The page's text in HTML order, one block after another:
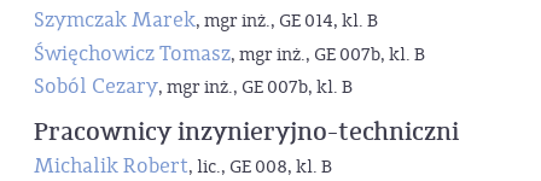
Szymczak Marek, mgr inż., GE 014, kl. B
Święchowicz Tomasz, mgr inż., GE 007b, kl. B
Soból Cezary, mgr inż., GE 007b, kl. B
Pracownicy inzynieryjno-techniczni
Michalik Robert, lic., GE 008, kl. B